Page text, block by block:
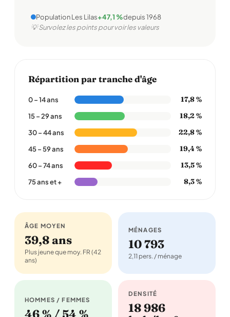
Population Les Lilas+47,1 %depuis 1968
💡 Survolez les points pour voir les valeurs
Répartition par tranche d'âge
0 – 14 ans 17,8 %
15 – 29 ans 18,2 %
30 – 44 ans 22,8 %
45 – 59 ans 19,4 %
60 – 74 ans 13,5 %
75 ans et + 8,3 %
ÂGE MOYEN
39,8 ans
Plus jeune que moy. FR (42
ans)
MÉNAGES
10 793
2,11 pers. / ménage
HOMMES / FEMMES
46 % / 54 %
DENSITÉ
18 986